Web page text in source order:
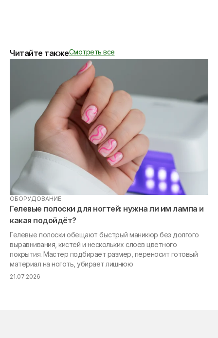
Читайте такжеСмотреть все
ОБОРУДОВАНИЕ
Гелевые полоски для ногтей: нужна ли им лампа и
какая подойдёт?
Гелевые полоски обещают быстрый маникюр без долгого
выравнивания, кистей и нескольких слоёв цветного
покрытия. Мастер подбирает размер, переносит готовый
материал на ноготь, убирает лишнюю
21.07.2026